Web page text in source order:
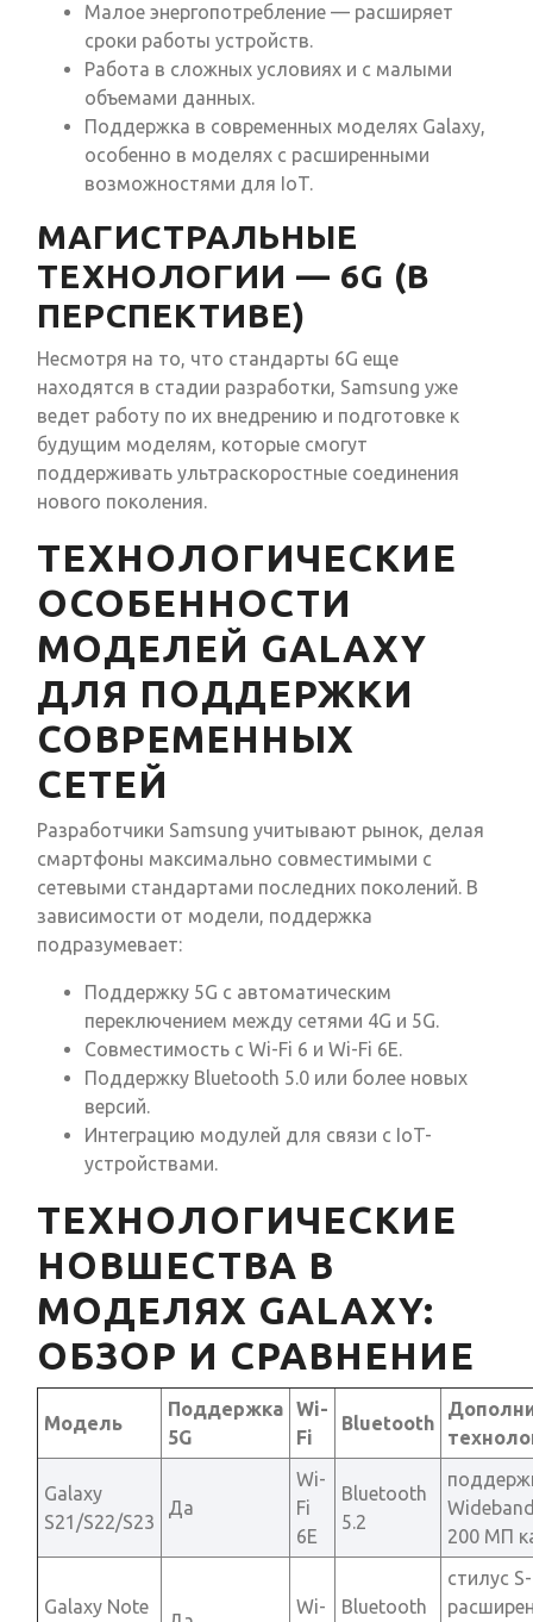
Малое энергопотребление — расширяет
сроки работы устройств.
Работа в сложных условиях и с малыми
объемами данных.
Поддержка в современных моделях Galaxy,
особенно в моделях с расширенными
возможностями для IoT.
МАГИСТРАЛЬНЫЕ
ТЕХНОЛОГИИ — 6G (В
ПЕРСПЕКТИВЕ)
Несмотря на то, что стандарты 6G еще
находятся в стадии разработки, Samsung уже
ведет работу по их внедрению и подготовке к
будущим моделям, которые смогут
поддерживать ультраскоростные соединения
нового поколения.
ТЕХНОЛОГИЧЕСКИЕ
ОСОБЕННОСТИ
МОДЕЛЕЙ GALAXY
ДЛЯ ПОДДЕРЖКИ
СОВРЕМЕННЫХ
СЕТЕЙ
Разработчики Samsung учитывают рынок, делая
смартфоны максимально совместимыми с
сетевыми стандартами последних поколений. В
зависимости от модели, поддержка
подразумевает:
Поддержку 5G с автоматическим
переключением между сетями 4G и 5G.
Совместимость с Wi-Fi 6 и Wi-Fi 6E.
Поддержку Bluetooth 5.0 или более новых
версий.
Интеграцию модулей для связи с IoT-
устройствами.
ТЕХНОЛОГИЧЕСКИЕ
НОВШЕСТВА В
МОДЕЛЯХ GALAXY:
ОБЗОР И СРАВНЕНИЕ
Модель
Поддержка
5G
Wi-
Fi
Bluetooth
Galaxy
S21/S22/S23
Да
Wi-
Fi
6E
Bluetooth
5.2
200 МП
Galaxy Note Wi- Bluetooth
стилус